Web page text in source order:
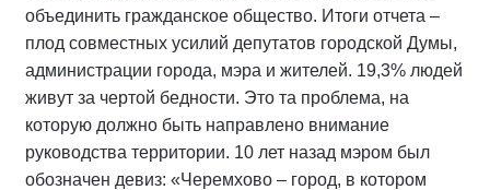
объединить гражданское общество. Итоги отчета –
плод совместных усилий депутатов городской Думы,
администрации города, мэра и жителей. 19,3% людей
живут за чертой бедности. Это та проблема, на
которую должно быть направлено внимание
руководства территории. 10 лет назад мэром был
обозначен девиз: «Черемхово – город, в котором